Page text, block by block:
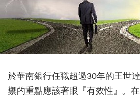
於華南銀行任職超過30年的王世
禦的重點應該著眼『有效性』。